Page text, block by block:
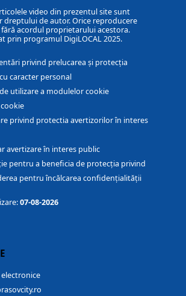
video din prezentul site sunt
dreptului de autor. Orice reproducere
acordul proprietarului acestora.
prin programul DigiLOCAL 2025.
privind prelucarea și protecția
caracter personal
utilizare a modulelor cookie
privind protectia avertizorilor în interes
avertizare în interes public
pentru a beneficia de protecția privind
pentru încălcarea confidențialității
07-08-2026